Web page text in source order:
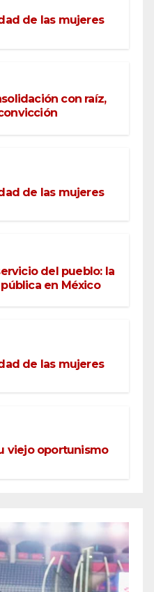
de las mujeres
con raíz,
de las mujeres
del pueblo: la
en México
de las mujeres
viejo oportunismo